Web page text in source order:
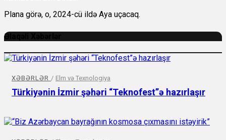
Plana görə, o, 2024-cü ildə Aya uçacaq.
Əlaqəli Xəbərlər
XƏBƏRLƏR / Elm və Texnologiya
Türkiyənin İzmir şəhəri “Teknofest”ə hazırlaşır